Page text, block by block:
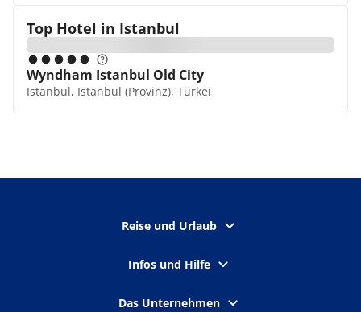
Top Hotel in Istanbul
Wyndham Istanbul Old City
Istanbul, Istanbul (Provinz), Türkei
Reise und Urlaub
Infos und Hilfe
Das Unternehmen